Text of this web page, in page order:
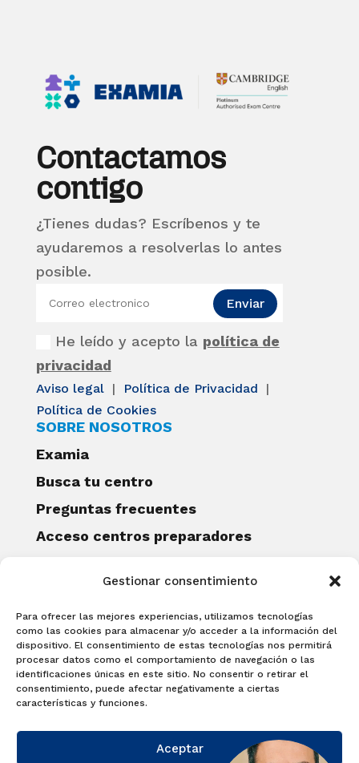
Gestionar consentimiento
Para ofrecer las mejores experiencias, utilizamos tecnologías
como las cookies para almacenar y/o acceder a la información del
dispositivo. El consentimiento de estas tecnologías nos permitirá
procesar datos como el comportamiento de navegación o las
identificaciones únicas en este sitio. No consentir o retirar el
consentimiento, puede afectar negativamente a ciertas
características y funciones.
Aceptar
Contactamos
contigo
¿Tienes dudas? Escríbenos y te
ayudaremos a resolverlas lo antes
posible.
He leído y acepto la política de
privacidad
Enviar
Aviso legal | Política de Privacidad
|
Política de Cookies
SOBRE NOSOTROS
Examia
Busca tu centro
Preguntas frecuentes
Acceso centros preparadores
Becas Examia
Contacto
CERTIFICACIONES
Linguaskill
Cambridge English Qualifications
EXAMÍNATE
Matricúlate con nosotros y obtén tu